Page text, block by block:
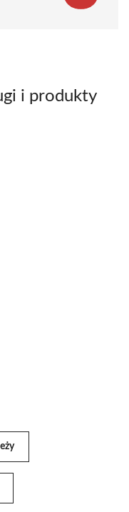
i produkty